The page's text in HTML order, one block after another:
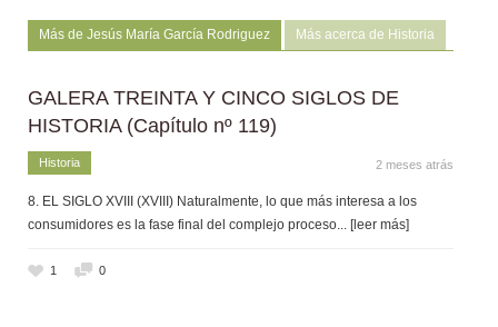
Más de Jesús María García Rodriguez Más acerca de Historia
GALERA TREINTA Y CINCO SIGLOS DE
HISTORIA (Capítulo nº 119)
Historia 2 meses atrás
8. EL SIGLO XVIII (XVIII) Naturalmente, lo que más interesa a los
consumidores es la fase final del complejo proceso... [leer más]
1 0